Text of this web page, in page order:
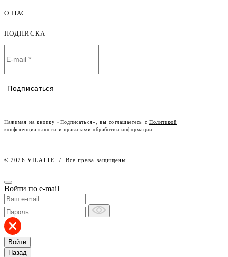
Мужская одежда оптом
Оплата и доставка
Договор-оферта
Условия сотрудничества
О НАС
Lookbook
Работа в компании
ПОДПИСКА
Подписаться
Нажимая на кнопку «Подписаться», вы соглашаетесь с Политикой
конфеденциальности и правилами обработки информации.
© 2026 VILATTE / Все права защищены.
Войти по e-mail
Войти
Назад